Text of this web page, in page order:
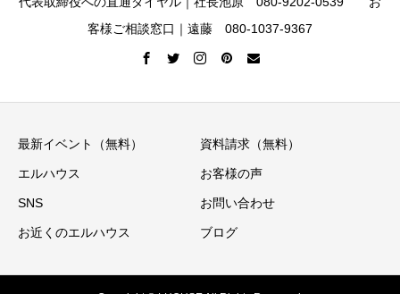
客様ご相談窓口｜遠藤 080-1037-9367
最新イベント（無料） 資料請求（無料）
エルハウス お客様の声
SNS お問い合わせ
お近くのエルハウス ブログ